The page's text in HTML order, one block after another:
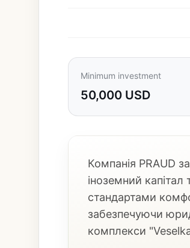
Minimum investment
50,000 USD
Компанія PRAUD
іноземний
стандартами
забезпечуючи
комплекси